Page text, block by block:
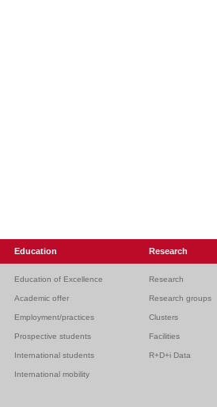
Education Research
Education of Excellence Research
Academic offer Research groups
Employment/practices Clusters
Prospective students Facilities
International students R+D+i Data
International mobility